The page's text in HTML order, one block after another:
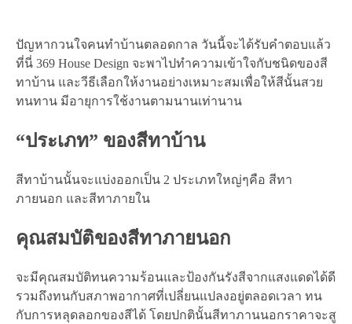
ปัญหากวนใจคนทำบ้านตลอดกาล วันนี้จะได้รับคำตอบแล้ว
ที่นี่ 369 House Design จะพาไปทำความเข้าใจกับชนิดของสี
ทาบ้าน และวีธีเลือกให้งานอย่างเหมาะสมเพื่อให้สีนั้นสวย
ทนทาน มีอายุการใช้งานตามนานเท่านาน
“ประเภท” ของสีทาบ้าน
สีทาบ้านนั้นจะแบ่งออกเป็น 2 ประเภทใหญ่ๆคือ สีทา
ภายนอก และสีทาภายใน
คุณสมบัติของสีทาภายนอก
จะมีคุณสมบัติทนความร้อนและป้องกันรังสีจากแสงแดดได้ดี
รวมถึงทนกับสภาพอากาศที่เปลี่ยนแปลงอยู่ตลอดเวลา ทน
กับการหลุดลอกของสีได้ โดยปกตินั้นสีทาภานนอกราคาจะสู